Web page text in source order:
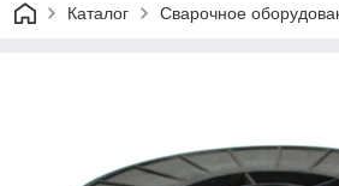
Каталог Сварочное